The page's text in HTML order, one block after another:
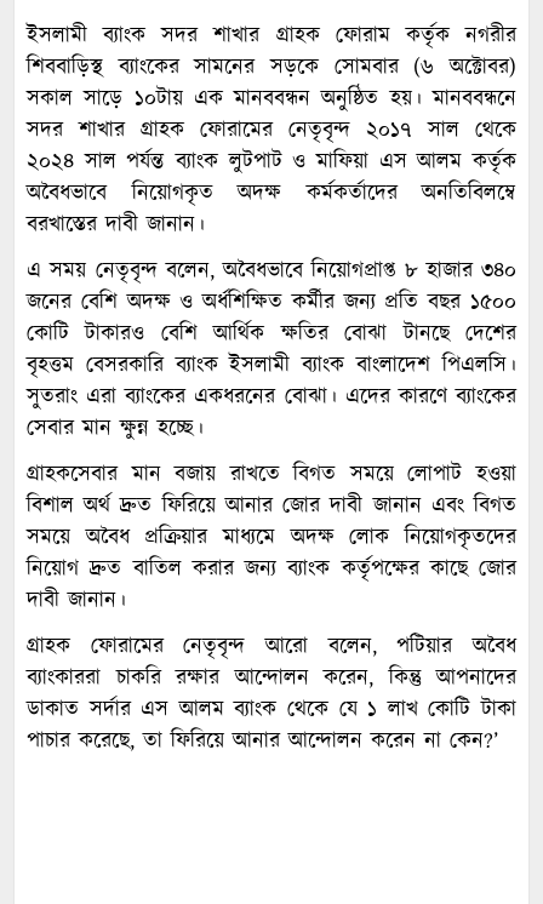
ইসলামী ব্যাংক সদর শাখার গ্রাহক ফোরাম কর্তৃক নগরীর
শিববাড়িস্থ ব্যাংকের সামনের সড়কে সোমবার (৬ অক্টোবর)
সকাল সাড়ে ১০টায় এক মানববন্ধন অনুষ্ঠিত হয়। মানববন্ধনে
সদর শাখার গ্রাহক ফোরামের নেতৃবৃন্দ ২০১৭ সাল থেকে
২০২৪ সাল পর্যন্ত ব্যাংক লুটপাট ও মাফিয়া এস আলম কর্তৃক
অবৈধভাবে নিয়োগকৃত অদক্ষ কর্মকর্তাদের অনতিবিলম্বে
বরখাস্তের দাবী জানান।
এ সময় নেতৃবৃন্দ বলেন, অবৈধভাবে নিয়োগপ্রাপ্ত ৮ হাজার ৩৪০
জনের বেশি অদক্ষ ও অর্ধশিক্ষিত কর্মীর জন্য প্রতি বছর ১৫০০
কোটি টাকারও বেশি আর্থিক ক্ষতির বোঝা টানছে দেশের
বৃহত্তম বেসরকারি ব্যাংক ইসলামী ব্যাংক বাংলাদেশ পিএলসি।
সুতরাং এরা ব্যাংকের একধরনের বোঝা। এদের কারণে ব্যাংকের
সেবার মান ক্ষুন্ন হচ্ছে।
গ্রাহকসেবার মান বজায় রাখতে বিগত সময়ে লোপাট হওয়া
বিশাল অর্থ দ্রুত ফিরিয়ে আনার জোর দাবী জানান এবং বিগত
সময়ে অবৈধ প্রক্রিয়ার মাধ্যমে অদক্ষ লোক নিয়োগকৃতদের
নিয়োগ দ্রুত বাতিল করার জন্য ব্যাংক কর্তৃপক্ষের কাছে জোর
দাবী জানান।
গ্রাহক ফোরামের নেতৃবৃন্দ আরো বলেন, পটিয়ার অবৈধ
ব্যাংকাররা চাকরি রক্ষার আন্দোলন করেন, কিন্তু আপনাদের
ডাকাত সর্দার এস আলম ব্যাংক থেকে যে ১ লাখ কোটি টাকা
পাচার করেছে, তা ফিরিয়ে আনার আন্দোলন করেন না কেন?’